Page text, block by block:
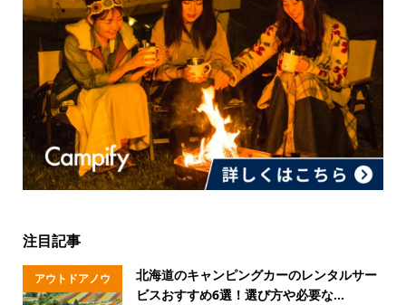
注目記事
アウトドアノウ
北海道のキャンピングカーのレンタルサー
ビスおすすめ6選！選び方や必要な...